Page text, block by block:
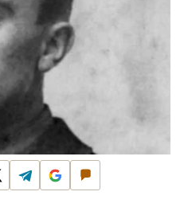
TelegramGoogleComentar